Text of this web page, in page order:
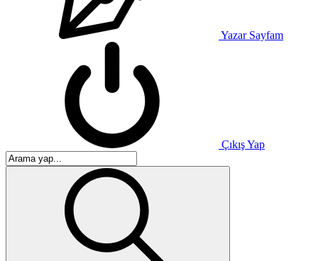
Yazar Sayfam
Çıkış Yap